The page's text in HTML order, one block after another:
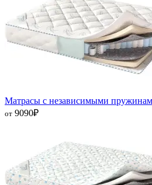
Матрасы с независимыми
от 9090₽